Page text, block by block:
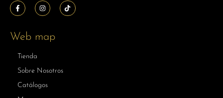
Web map
Tienda
Sobre Nosotros
Catálogos